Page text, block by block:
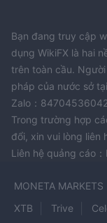
Bạn đang truy cập
dụng WikiFX là hai
trên toàn cầu.
pháp của nước sở
Zalo：84704536042
Trong trường hợp
đổi, xin vui lòng liên
Liên hệ quảng cáo
MONETA MARKETS
XTB
Trive